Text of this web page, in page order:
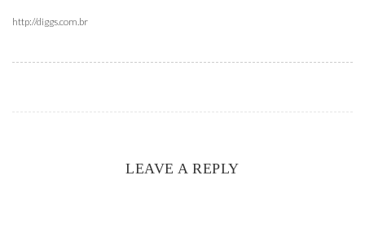
http://diggs.com.br
LEAVE A REPLY